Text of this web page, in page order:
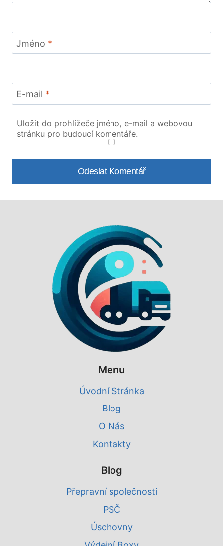
Jméno *
E-mail *
Uložit do prohlížeče jméno, e-mail a webovou
stránku pro budoucí komentáře.
Menu
Úvodní Stránka
Blog
O Nás
Kontakty
Blog
Přepravní společnosti
PSČ
Úschovny